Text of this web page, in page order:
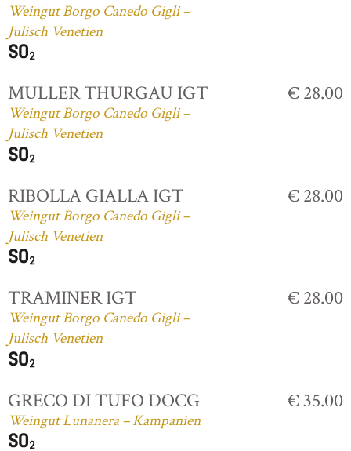
Weingut Borgo Canedo Gigli –
Julisch Venetien
MULLER THURGAU IGT
Weingut Borgo Canedo Gigli –
Julisch Venetien
€ 28.00
RIBOLLA GIALLA IGT
Weingut Borgo Canedo Gigli –
Julisch Venetien
€ 28.00
TRAMINER IGT
Weingut Borgo Canedo Gigli –
Julisch Venetien
€ 28.00
GRECO DI TUFO DOCG
Weingut Lunanera – Kampanien
€ 35.00